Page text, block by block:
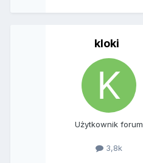
kloki
Użytkownik forum
3,8k